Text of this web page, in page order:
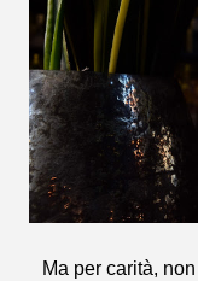
Ma per carità,